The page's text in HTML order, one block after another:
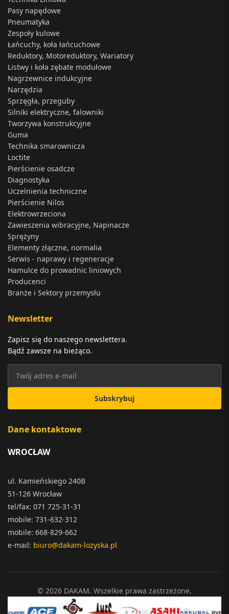
Pasy napędowe
Pneumatyka
Zespoły kulowe
Łańcuchy, koła łańcuchowe
Reduktory, Motoreduktory, Wariatory
Listwy i koła zębate modułowe
Nagrzewnice indukcyjne
Narzędzia
Sprzęgła, przeguby
Silniki elektryczne, falowniki
Tworzywa konstrukcyjne
Guma
Technika smarownicza
Loctite
Pierścienie osadcze
Diagnostyka
Uczelnienia techniczne
Pierścienie Nilos
Elektrowrzeciona
Zawieszenia wibracyjne, Napinacze
Sprężyny
Elementy złączne, normalia
Serwis - naprawy i regeneracje
Hamulce do prowadnic liniowych
Producenci
Branże i Sektory przemysłu
Newsletter
Zapisz się do naszego newslettera.
Bądź zawsze na bieżąco.
Subskrybuj
Dane kontaktowe
WROCŁAW
ul. Kamieńskiego 240B
51-126 Wrocław
tel/fax: 071 725-31-31
mobile: 731-632-312
mobile: 668-829-662
e-mail: biuro@dakam-lozyska.pl
© 2026 DAKAM. Wszelkie prawa zastrzeżone.